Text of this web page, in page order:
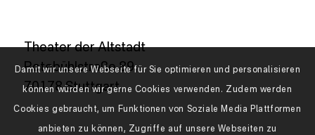
Theater der Altstadt
Rotebühlstraße 89
70178 Stuttgart
Damit wir unsere Webseite für Sie optimieren und personalisieren
können würden wir gerne Cookies verwenden. Zudem werden
Cookies gebraucht, um Funktionen von Soziale Media Plattformen
anbieten zu können, Zugriffe auf unsere Webseiten zu